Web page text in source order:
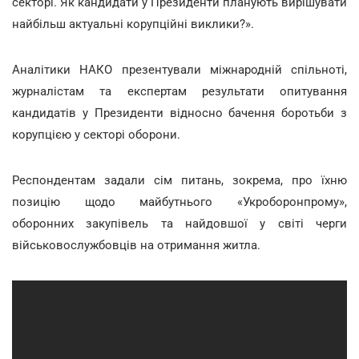
найбільш актуальні корупційні виклики?».
Аналітики НАКО презентували міжнародній спільноті,
журналістам та експертам результати опитування
кандидатів у Президенти відносно бачення боротьби з
корупцією у секторі оборони.
Респондентам задали сім питань, зокрема, про їхню
позицію щодо майбутнього «Укроборонпрому»,
оборонних закупівель та найдовшої у світі черги
військовослужбовців на отримання житла.